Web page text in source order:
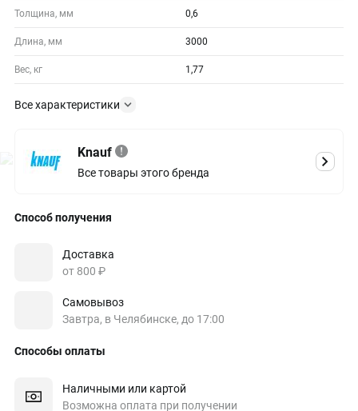
Толщина, мм 0,6
Длина, мм 3000
Вес, кг 1,77
Все характеристики
Knauf
Все товары этого бренда
Способ получения
Доставка
от 800 ₽
Самовывоз
Завтра, в Челябинске, до 17:00
Способы оплаты
Наличными или картой
Возможна оплата при получении